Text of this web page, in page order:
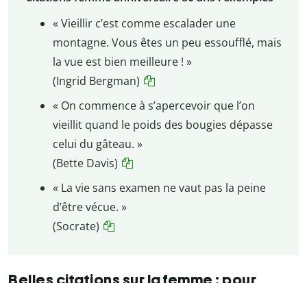
« Vieillir c’est comme escalader une
montagne. Vous êtes un peu essoufflé, mais
la vue est bien meilleure ! »
(Ingrid Bergman)
« On commence à s’apercevoir que l’on
vieillit quand le poids des bougies dépasse
celui du gâteau. »
(Bette Davis)
« La vie sans examen ne vaut pas la peine
d’être vécue. »
(Socrate)